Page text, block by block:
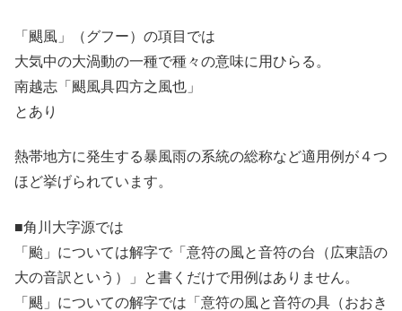
「颶風」（グフー）の項目では
大気中の大渦動の一種で種々の意味に用ひらる。
南越志「颶風具四方之風也」
とあり
熱帯地方に発生する暴風雨の系統の総称など適用例が４つ
ほど挙げられています。
■角川大字源では
「颱」については解字で「意符の風と音符の台（広東語の
大の音訳という）」と書くだけで用例はありません。
「颶」についての解字では「意符の風と音符の具（おおき